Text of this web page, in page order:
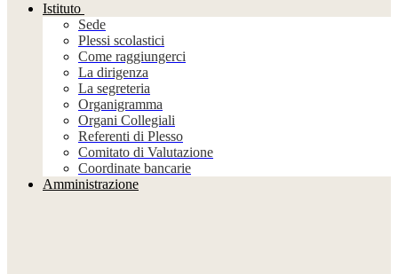
Istituto
Sede
Plessi scolastici
Come raggiungerci
La dirigenza
La segreteria
Organigramma
Organi Collegiali
Referenti di Plesso
Comitato di Valutazione
Coordinate bancarie
Amministrazione